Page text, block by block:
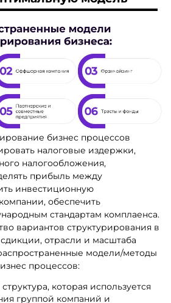
бизнес процессов
налоговые издержки,
налогообложения,
прибыль между
инвестиционную
обеспечить
стандартам комплаенса.
вариантов структурирования в
отрасли и масштаба
модели/методы
процессов:
которая используется
группой компаний и